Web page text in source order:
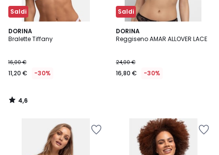
Saldi
DORINA
Bralette Tiffany
16,00 €
11,20 € -30%
4,6
/ 5
4,6
/
Saldi
DORINA
Reggiseno AMAR ALLOVER LACE
24,00 €
16,80 € -30%